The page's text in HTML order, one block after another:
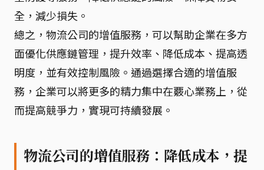
全，減少損失。
總之，物流公司的增值服務，可以幫助企業在多方
面優化供應鏈管理，提升效率、降低成本、提高透
明度，並有效控制風險。通過選擇合適的增值服
務，企業可以將更多的精力集中在覈心業務上，從
而提高競爭力，實現可持續發展。
物流公司的增值服務：降低成本，提